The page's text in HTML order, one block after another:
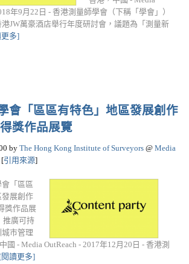
年9月22日 - 香港測量師學會（下稱「學會」）
JW萬豪酒店舉行年度研討會，議題為「測量新
多]
會「區區有特色」地區發展創作
獎作品展覽
by The Hong Kong Institute of Surveyors @ Media
[引用來源]
「區區
展創作
獎作品展
廣可持
市管理
國 - Media OutReach - 2017年12月20日 - 香港測
[閱讀更多]